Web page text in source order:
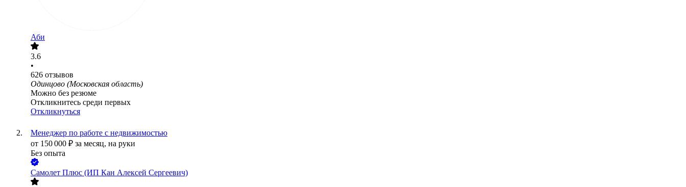
Аби
3.6
•
626 отзывов
Одинцово (Московская область)
Можно без резюме
Откликнитесь среди первых
Откликнуться
Менеджер по работе с недвижимостью
от 150 000 ₽ за месяц, на руки
Без опыта
Самолет Плюс (ИП Кан Алексей Сергеевич)